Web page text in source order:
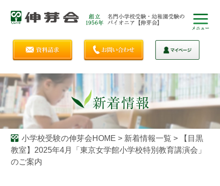
小学校受験の伸芽会HOME > 新着情報一覧 >
【目黒
教室】2025年4月「東京女学館小学校特別教育講演会」
のご案内